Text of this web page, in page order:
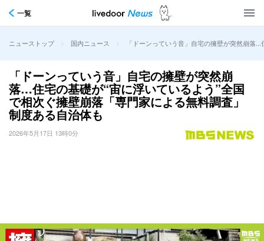
一覧
ニューストップ > 国内ニュース > 「ドーンっていう音」自宅の擁壁が突然崩落
「ドーンっていう音」自宅の擁壁が突然崩
落…住宅の基礎が“宙に浮いているよう”全国
で相次ぐ擁壁崩落「専門家による無料調査」
制度ある自治体も
2026年5月17日 13時0分